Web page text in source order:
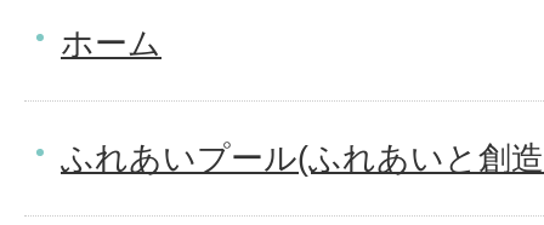
ホーム
ふれあいプール(ふれあいと創